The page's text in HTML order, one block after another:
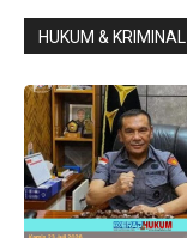
HUKUM & KRIMINAL